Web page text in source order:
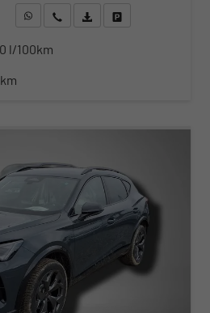
WhatsApp anfragen
Wir rufen Sie anFahrzeugexposé (PDF)
Fahrzeug parken
l/100km